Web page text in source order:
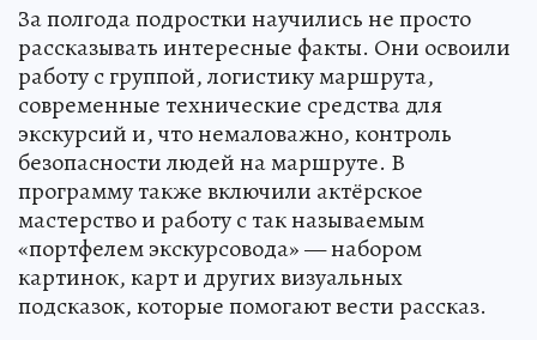
За полгода подростки научились не просто
рассказывать интересные факты. Они освоили
работу с группой, логистику маршрута,
современные технические средства для
экскурсий и, что немаловажно, контроль
безопасности людей на маршруте. В
программу также включили актёрское
мастерство и работу с так называемым
«портфелем экскурсовода» — набором
картинок, карт и других визуальных
подсказок, которые помогают вести рассказ.